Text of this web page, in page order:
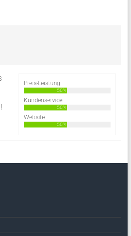
Preis-Leistung
50%
Kundenservice
50%
Website
50%